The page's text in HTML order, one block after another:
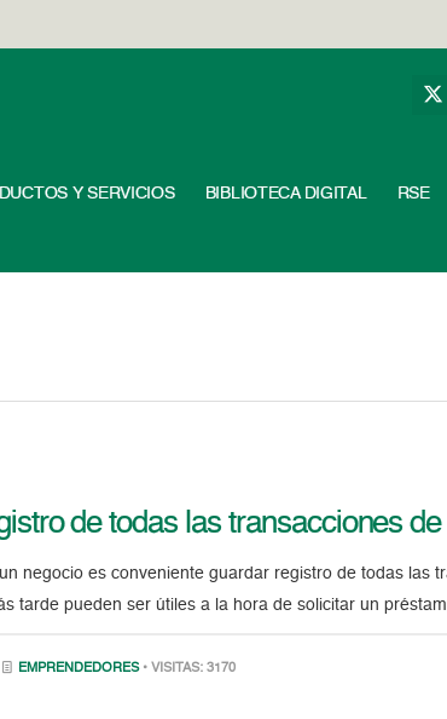
Y SERVICIOS BIBLIOTECA DIGITAL RSE
de todas las transacciones
negocio es conveniente guardar registro de todas las
tarde pueden ser útiles a la hora de solicitar un
EMPRENDEDORES • VISITAS: 3170